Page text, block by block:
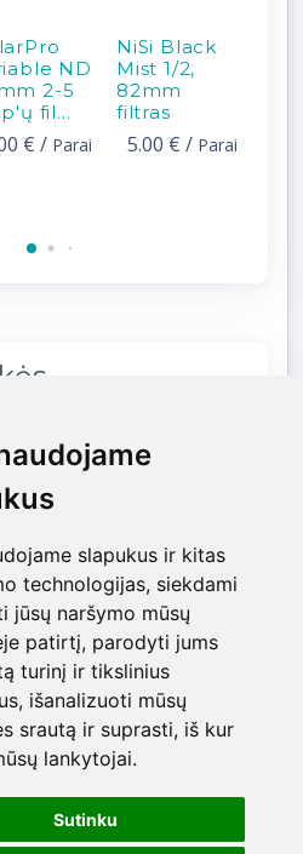
slapukus ir kitas
technologijas, siekdami
jūsų naršymo mūsų
patirtį, parodyti jums
turinį ir tikslinius
išanalizuoti mūsų
srautą ir suprasti, iš kur
lankytojai.
Sutinku
slapukus ir kitas
technologijas, siekdami
jūsų naršymo mūsų
patirtį, parodyti jums
turinį ir tikslinius
išanalizuoti mūsų
srautą ir suprasti, iš kur
lankytojai.
Sutinku
ND
2-5
fil...
€ / Parai
NiSi Black
Mist 1/2,
82mm
filtras
5.00 € / Parai
up
€/Parai
PolarPro
72-82mm
Step-up
ring
(žiedas)
5.00 €